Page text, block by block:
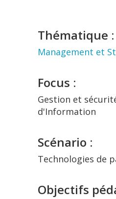
Thématique :
Management et
Focus :
Gestion et
d'Information
Scénario :
Technologies de
Objectifs